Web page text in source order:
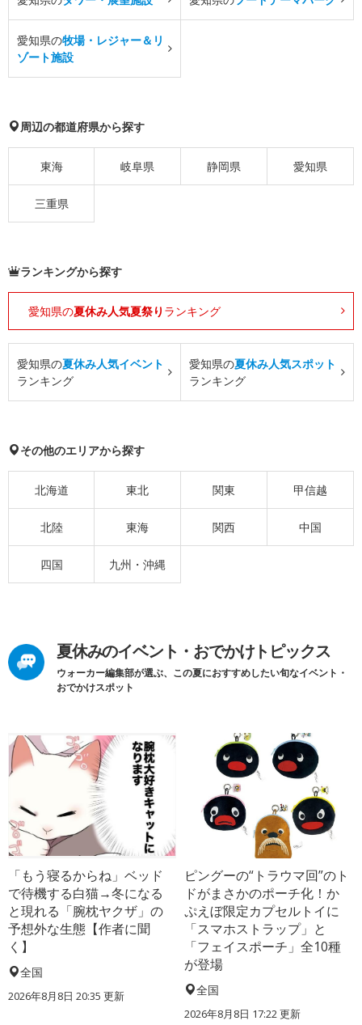
愛知県の牧場・レジャー＆リ
ゾート施設
周辺の都道府県から探す
東海 岐阜県 静岡県 愛知県
三重県
ランキングから探す
愛知県の夏休み人気夏祭り ランキング
愛知県の夏休み人気イベント
ランキング
愛知県の夏休み人気スポット
ランキング
その他のエリアから探す
北海道 東北 関東 甲信越
北陸 東海 関西 中国
四国 九州・沖縄
夏休みのイベント・おでかけトピックス
ウォーカー編集部が選ぶ、この夏におすすめしたい旬なイベント・
おでかけスポット
「もう寝るからね」ベッド
で待機する白猫→冬になる
と現れる「腕枕ヤクザ」の
予想外な生態【作者に聞
く】
全国
2026年8月8日 20:35 更新
ピングーの“トラウマ回”のト
ドがまさかのポーチ化！か
ぷえぼ限定カプセルトイに
「スマホストラップ」と
「フェイスポーチ」全10種
が登場
全国
2026年8月8日 17:22更新